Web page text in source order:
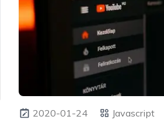
2020-01-24 Javascript